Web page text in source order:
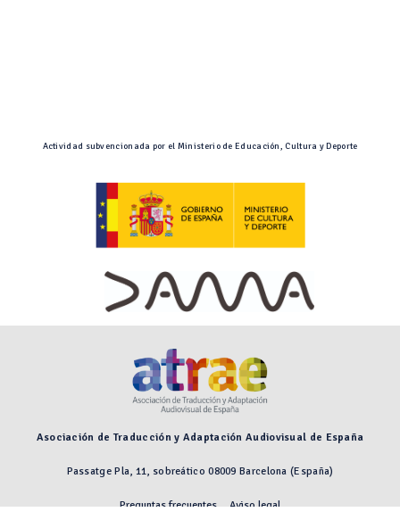
Actividad subvencionada por el Ministerio de Educación, Cultura y Deporte
Asociación de Traducción y Adaptación Audiovisual de España
Passatge Pla, 11, sobreático 08009 Barcelona (España)
Preguntas frecuentes Aviso legal